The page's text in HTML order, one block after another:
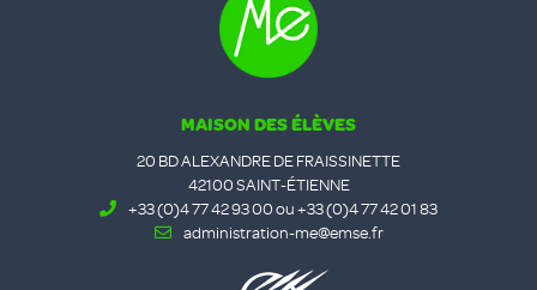
MAISON DES ÉLÈVES
20 BD ALEXANDRE DE FRAISSINETTE
42100 SAINT-ÉTIENNE
+33 (0)4 77 42 93 00 ou +33 (0)4 77 42 01 83
administration-me@emse.fr